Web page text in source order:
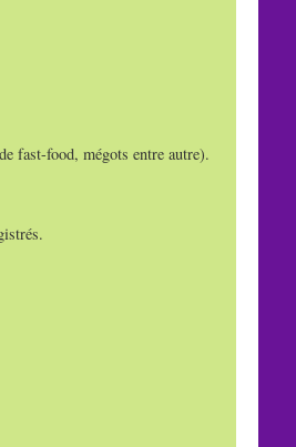
fast-food, mégots entre autre).